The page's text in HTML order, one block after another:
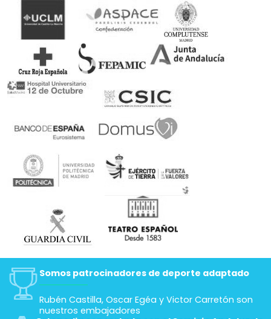
Somos patrocinadores de deporte adaptado
Rubén Castilla, Oscar Egéa y Victor Carretón son
nuestros embajadores